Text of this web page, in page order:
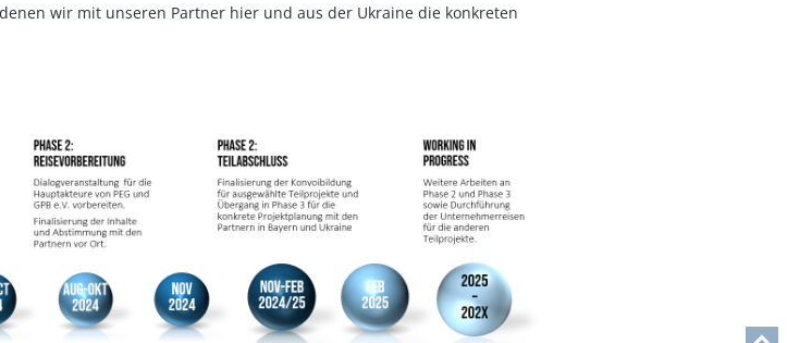
wir mit unseren Partner hier und aus der Ukraine die konkreten